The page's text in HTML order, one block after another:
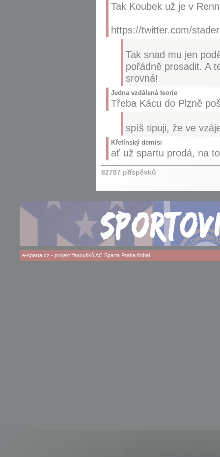
Tak Koubek už je v
https://twitter.com/
Tak snad mu jen
pořádně prosadit. A
srovná!
Jedna vzdálená teorie
Třeba Kácu do Plzně
spíš tipuji, že ve
Křetínský demisi
ať už spartu prodá, na
82787 příspěvků
e-sparta.cz - projekt fanouškůAC Sparta Prahafotbal